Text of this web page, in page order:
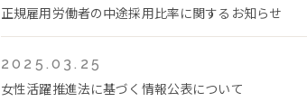
正規雇用労働者の中途採用比率に関するお知らせ
2025.03.25
女性活躍推進法に基づく情報公表について